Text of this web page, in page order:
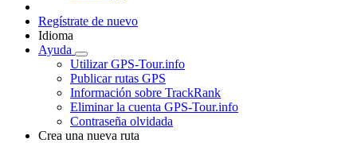
Regístrate de nuevo
Idioma
Ayuda
Utilizar GPS-Tour.info
Publicar rutas GPS
Información sobre TrackRank
Eliminar la cuenta GPS-Tour.info
Contraseña olvidada
Crea una nueva ruta